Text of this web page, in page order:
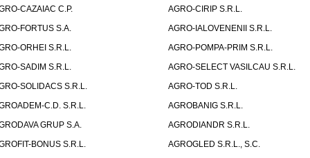
CAZAIAC C.P.
AGRO-CIRIP S.R.L.
FORTUS S.A.
AGRO-IALOVENENII S.R.L.
ORHEI S.R.L.
AGRO-POMPA-PRIM S.R.L.
SADIM S.R.L.
AGRO-SELECT VASILCAU S.R.L.
SOLIDACS S.R.L.
AGRO-TOD S.R.L.
C.D. S.R.L.
AGROBANIG S.R.L.
GRUP S.A.
AGRODIANDR S.R.L.
BONUS S.R.L.
AGROGLED S.R.L., S.C.